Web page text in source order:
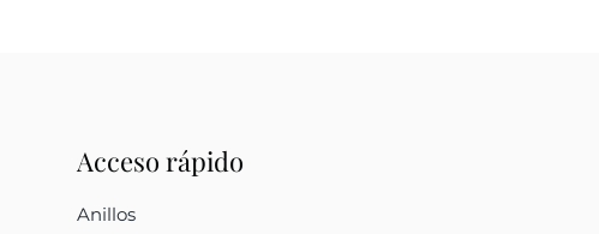
Acceso rápido
Anillos